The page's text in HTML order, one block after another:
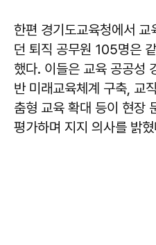
한편 경기도교육청에서
던 퇴직 공무원 105명은
했다. 이들은 교육 공공성
반 미래교육체계 구축, 교
춤형 교육 확대 등이 현장
평가하며 지지 의사를 밝